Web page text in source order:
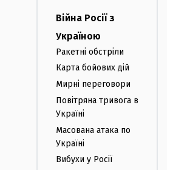
Війна Росії з
Україною
Ракетні обстріли
Карта бойових дій
Мирні переговори
Повітряна тривога в
Україні
Масована атака по
Україні
Вибухи у Росії